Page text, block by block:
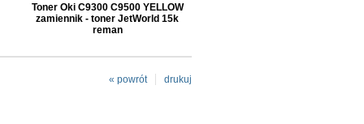
Toner Oki C9300 C9500 YELLOW
zamiennik - toner JetWorld 15k
reman
drukuj
« powrót